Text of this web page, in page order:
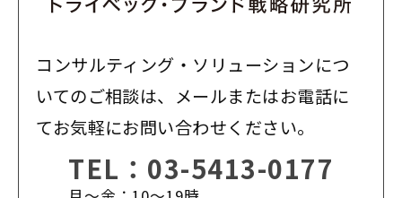
コンサルティング・ソリューションにつ
いてのご相談は、メールまたはお電話に
てお気軽にお問い合わせください。
TEL： 03-5413-0177